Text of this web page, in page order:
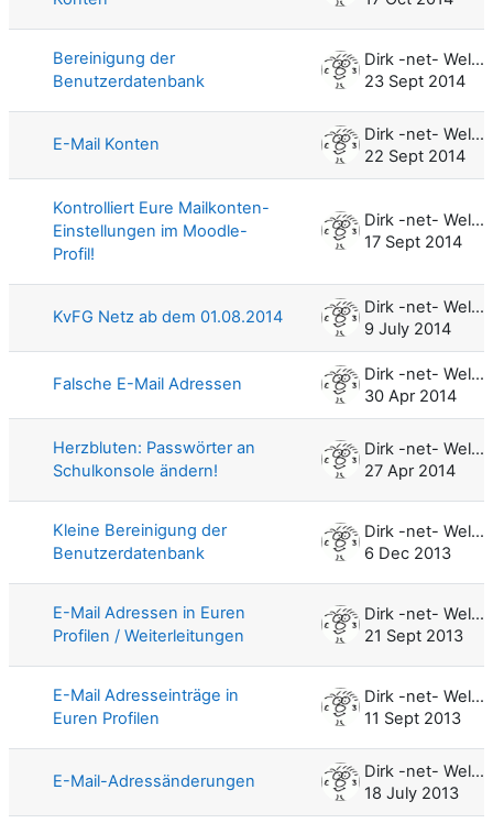
Bereinigung der
Benutzerdatenbank
Dirk -net- Weller
23 Sept 2014
E-Mail Konten
Dirk -net- Weller
22 Sept 2014
Kontrolliert Eure Mailkonten-
Einstellungen im Moodle-
Profil!
Dirk -net- Weller
17 Sept 2014
KvFG Netz ab dem 01.08.2014
Dirk -net- Weller
9 July 2014
Falsche E-Mail Adressen
Dirk -net- Weller
30 Apr 2014
Herzbluten: Passwörter an
Schulkonsole ändern!
Dirk -net- Weller
27 Apr 2014
Kleine Bereinigung der
Benutzerdatenbank
Dirk -net- Weller
6 Dec 2013
E-Mail Adressen in Euren
Profilen / Weiterleitungen
Dirk -net- Weller
21 Sept 2013
E-Mail Adresseinträge in
Euren Profilen
Dirk -net- Weller
11 Sept 2013
E-Mail-Adressänderungen
Dirk -net- Weller
18 July 2013